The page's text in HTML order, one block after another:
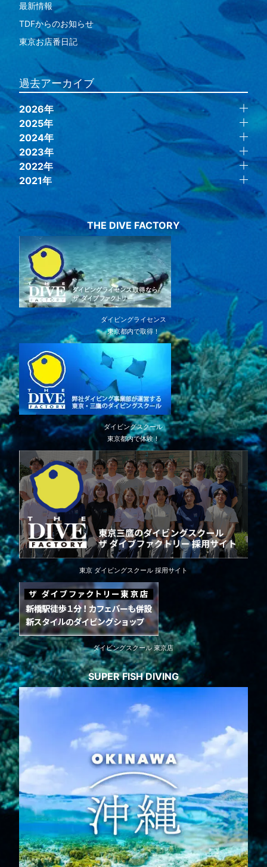
最新情報
TDFからのお知らせ
東京お店番日記
過去アーカイブ
2026年
2025年
2024年
2023年
2022年
2021年
THE DIVE FACTORY
ダイビングライセンス
東京都内で取得！
ダイビングスクール
東京都内で体験！
東京 ダイビングスクール 採用サイト
ダイビングスクール 東京店
SUPER FISH DIVING